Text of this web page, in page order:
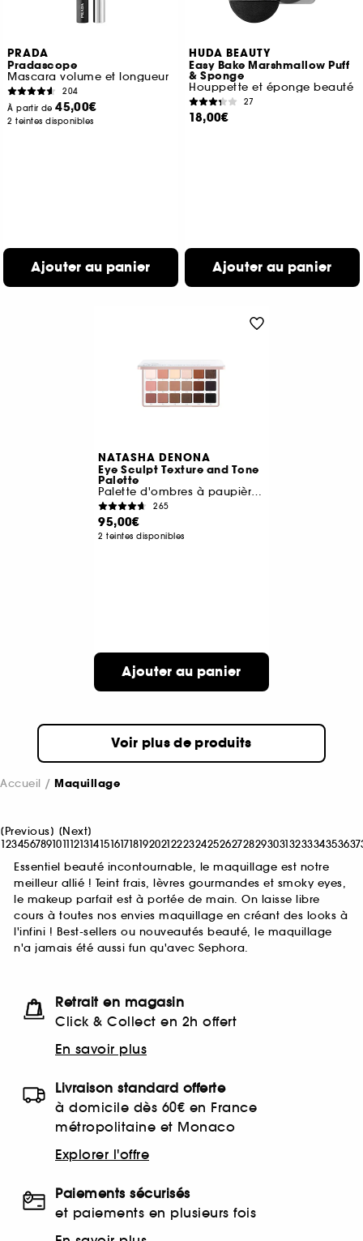
PRADA
Pradascope
Mascara volume et longueur
204
À partir de45,00€
2 teintes disponibles
Ajouter au panier
HUDA BEAUTY
Easy Bake Marshmallow Puff
& Sponge
Houppette et éponge beauté
27
18,00€
Ajouter au panier
NATASHA DENONA
Eye Sculpt Texture and Tone
Palette
Palette d'ombres à paupières Midi +
265
95,00€
2 teintes disponibles
Ajouter au panier
Voir plus de produits
Accueil Maquillage
[Previous] [Next]
12345678910111213141516171819202122232425262728293031323334353637
Essentiel beauté incontournable, le maquillage est notre
meilleur allié ! Teint frais, lèvres gourmandes et smoky eyes,
le makeup parfait est à portée de main. On laisse libre
cours à toutes nos envies maquillage en créant des looks à
l'infini ! Best-sellers ou nouveautés beauté, le maquillage
n'a jamais été aussi fun qu'avec Sephora.
Retrait en magasin
Click & Collect en 2h offert
En savoir plus
Livraison standard offerte
à domicile dès 60€ en France
métropolitaine et Monaco
Explorer l'offre
Paiements sécurisés
et paiements en plusieurs fois